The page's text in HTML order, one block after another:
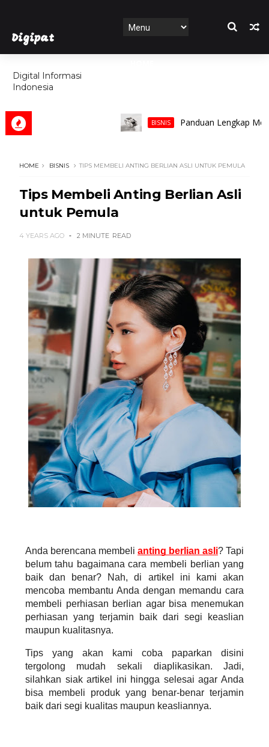
Digipat
Digital Informasi
Indonesia
FEATURES
BISNIS Panduan Lengkap Memilih
HOME BISNIS TIPS MEMBELI ANTING BERLIAN ASLI UNTUK PEMULA
Tips Membeli Anting Berlian Asli
untuk Pemula
4 YEARS AGO 2 MINUTE READ
Anda berencana membeli anting berlian asli? Tapi
belum tahu bagaimana cara membeli berlian yang
baik dan benar? Nah, di artikel ini kami akan
mencoba membantu Anda dengan memandu cara
membeli perhiasan berlian agar bisa menemukan
perhiasan yang terjamin baik dari segi keaslian
maupun kualitasnya.
Tips yang akan kami coba paparkan disini
tergolong mudah sekali diaplikasikan. Jadi,
silahkan siak artikel ini hingga selesai agar Anda
bisa membeli produk yang benar-benar terjamin
baik dari segi kualitas maupun keasliannya.